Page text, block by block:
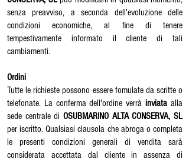
senza preavviso, a seconda dell'evoluzione delle
condizioni economiche, al fine di tenere
tempestivamente informato il cliente di tali
cambiamenti.
Ordini
Tutte le richieste possono essere fomulate da scritte o
telefonate. La conferma dell'ordine verrà inviata alla
sede centrale di OSUBMARINO ALTA CONSERVA, SL
per iscritto. Qualsiasi clausola che abroga o completa
le presenti condizioni generali di vendita sarà
considerata accettata dal cliente in assenza di